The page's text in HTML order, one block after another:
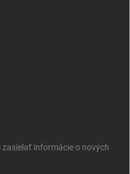
informácie o nových